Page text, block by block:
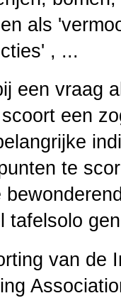
als
, ...
een vraag
een
te
tafelsolo
van de